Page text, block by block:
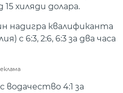
15 хиляди долара.
надигра квалификанта
с 6:3, 2:6, 6:3 за два часа
4:1 за